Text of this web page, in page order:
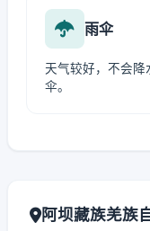
雨伞
天气较好，不会
伞。
阿坝藏族羌族